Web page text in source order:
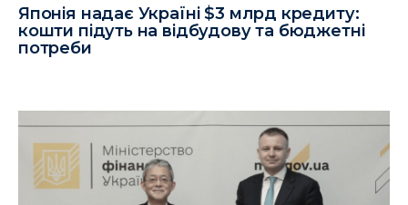
Японія надає Україні $3 млрд кредиту:
кошти підуть на відбудову та бюджетні
потреби